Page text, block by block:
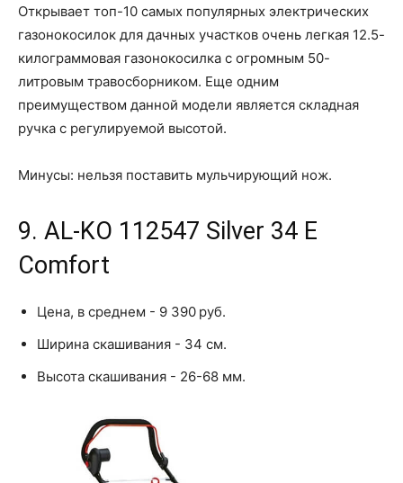
Открывает топ-10 самых популярных электрических
газонокосилок для дачных участков очень легкая 12.5-
килограммовая газонокосилка с огромным 50-
литровым травосборником. Еще одним
преимуществом данной модели является складная
ручка с регулируемой высотой.
Минусы: нельзя поставить мульчирующий нож.
9. AL-KO 112547 Silver 34 E
Comfort
Цена, в среднем - 9 390 руб.
Ширина скашивания - 34 см.
Высота скашивания - 26-68 мм.